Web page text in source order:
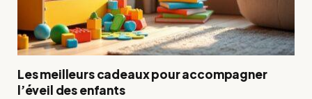
Les meilleurs cadeaux pour accompagner
l’éveil des enfants